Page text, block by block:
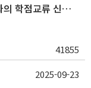
2025학년도 동계 계절학기 국내 타 대학과의 학점교류 신청 안내
41855
2025-09-23